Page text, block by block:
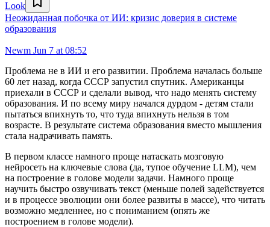
Look
Неожиданная побочка от ИИ: кризис доверия в системе
образования
Newm Jun 7 at 08:52
Проблема не в ИИ и его развитии. Проблема началась больше
60 лет назад, когда СССР запустил спутник. Американцы
приехали в СССР и сделали вывод, что надо менять систему
образования. И по всему миру начался дурдом - детям стали
пытаться впихнуть то, что туда впихнуть нельзя в том
возрасте. В результате система образования вместо мышления
стала надрачивать память.
В первом классе намного проще натаскать мозговую
нейросеть на ключевые слова (да, тупое обучение LLM), чем
на построение в голове модели задачи. Намного проще
научить быстро озвучивать текст (меньше полей задействуется
и в процессе эволюции они более развиты в массе), что читать
возможно медленнее, но с пониманием (опять же
построением в голове модели).